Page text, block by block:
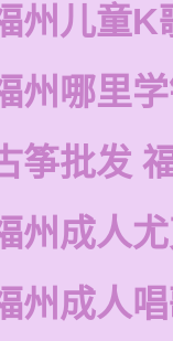
州儿童K
州哪里
筝批发
州成人
州成人